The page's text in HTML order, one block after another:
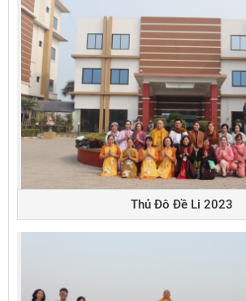
Thủ Đô Đề Li 2023